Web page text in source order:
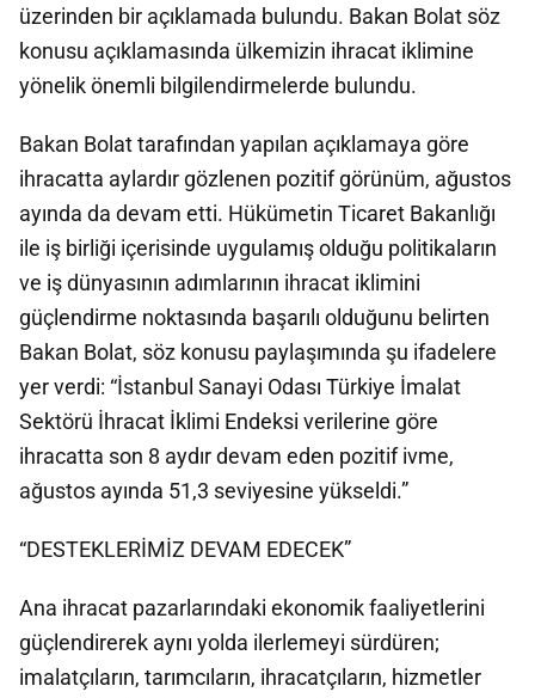
üzerinden bir açıklamada bulundu. Bakan Bolat söz
konusu açıklamasında ülkemizin ihracat iklimine
yönelik önemli bilgilendirmelerde bulundu.
Bakan Bolat tarafından yapılan açıklamaya göre
ihracatta aylardır gözlenen pozitif görünüm, ağustos
ayında da devam etti. Hükümetin Ticaret Bakanlığı
ile iş birliği içerisinde uygulamış olduğu politikaların
ve iş dünyasının adımlarının ihracat iklimini
güçlendirme noktasında başarılı olduğunu belirten
Bakan Bolat, söz konusu paylaşımında şu ifadelere
yer verdi: “İstanbul Sanayi Odası Türkiye İmalat
Sektörü İhracat İklimi Endeksi verilerine göre
ihracatta son 8 aydır devam eden pozitif ivme,
ağustos ayında 51,3 seviyesine yükseldi.”
“DESTEKLERİMİZ DEVAM EDECEK”
Ana ihracat pazarlarındaki ekonomik faaliyetlerini
güçlendirerek aynı yolda ilerlemeyi sürdüren;
imalatçıların, tarımcıların, ihracatçıların, hizmetler